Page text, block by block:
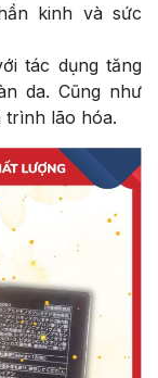
kinh và sức
tác dụng tăng
da. Cũng như
trình lão hóa.